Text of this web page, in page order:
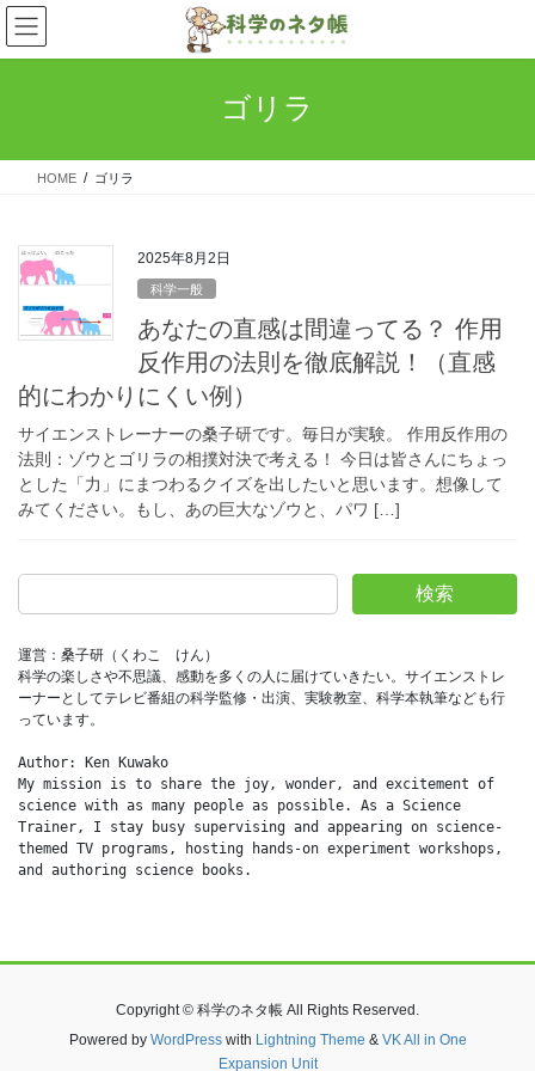
コ
ン
テ
ス
ナ
ビ
ゲ
ン
ゴリラ
HOME ゴリラ
2025年8月2日
科学一般
あなたの直感は間違ってる？ 作用
反作用の法則を徹底解説！（直感
的にわかりにくい例）
サイエンストレーナーの桑子研です。毎日が実験。 作用反作用の
法則：ゾウとゴリラの相撲対決で考える！ 今日は皆さんにちょっ
とした「力」にまつわるクイズを出したいと思います。想像して
みてください。もし、あの巨大なゾウと、パワ […]
検索
運営：桑子研（くわこ　けん）
科学の楽しさや不思議、感動を多くの人に届けていきたい。サイエンストレ
ーナーとしてテレビ番組の科学監修・出演、実験教室、科学本執筆なども行
っています。
Author: Ken Kuwako
My mission is to share the joy, wonder, and excitement of
science with as many people as possible. As a Science
Trainer, I stay busy supervising and appearing on science-
themed TV programs, hosting hands-on experiment workshops,
and authoring science books.
Copyright © 科学のネタ帳 All Rights Reserved.
Powered by WordPresswith Lightning Theme & VK All in One
Expansion Unit